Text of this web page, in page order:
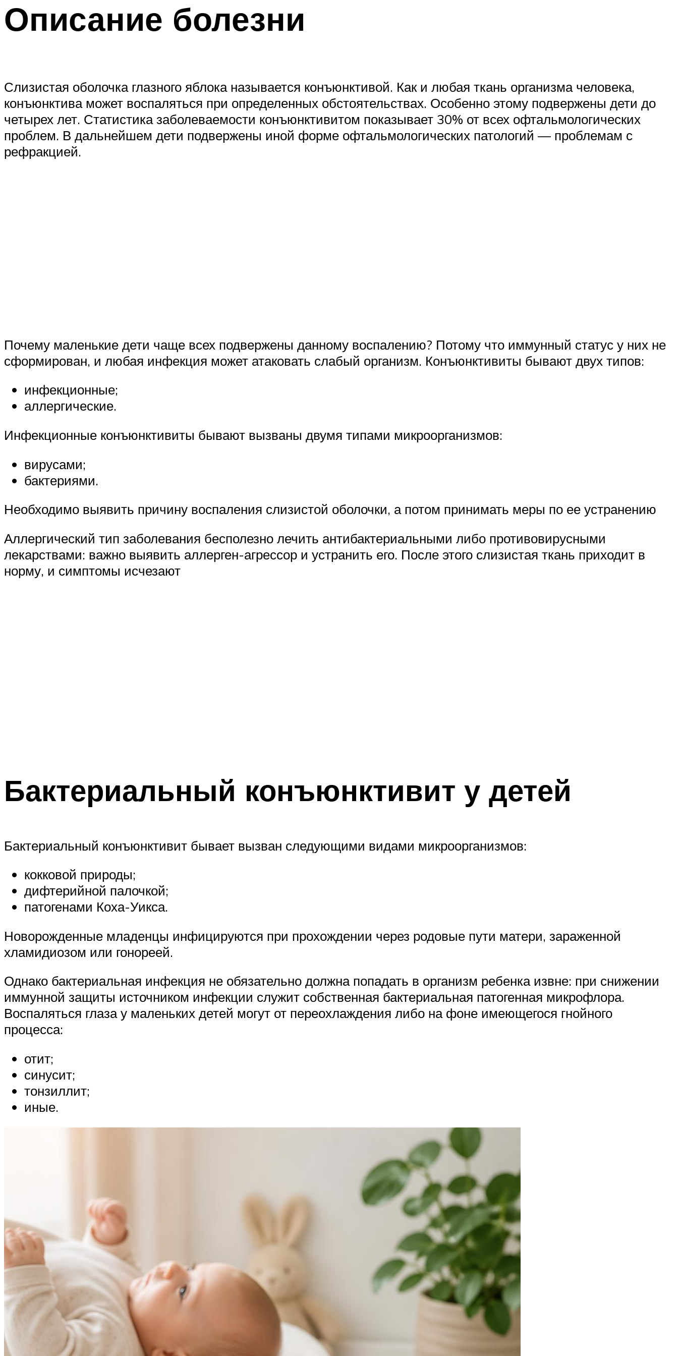
Описание болезни
Слизистая оболочка глазного яблока называется конъюнктивой. Как и любая ткань организма человека,
конъюнктива может воспаляться при определенных обстоятельствах. Особенно этому подвержены дети до
четырех лет. Статистика заболеваемости конъюнктивитом показывает 30% от всех офтальмологических
проблем. В дальнейшем дети подвержены иной форме офтальмологических патологий — проблемам с
рефракцией.
Почему маленькие дети чаще всех подвержены данному воспалению? Потому что иммунный статус у них не
сформирован, и любая инфекция может атаковать слабый организм. Конъюнктивиты бывают двух типов:
инфекционные;
аллергические.
Инфекционные конъюнктивиты бывают вызваны двумя типами микроорганизмов:
вирусами;
бактериями.
Необходимо выявить причину воспаления слизистой оболочки, а потом принимать меры по ее устранению
Аллергический тип заболевания бесполезно лечить антибактериальными либо противовирусными
лекарствами: важно выявить аллерген-агрессор и устранить его. После этого слизистая ткань приходит в
норму, и симптомы исчезают
Бактериальный конъюнктивит у детей
Бактериальный конъюнктивит бывает вызван следующими видами микроорганизмов:
кокковой природы;
дифтерийной палочкой;
патогенами Коха-Уикса.
Новорожденные младенцы инфицируются при прохождении через родовые пути матери, зараженной
хламидиозом или гонореей.
Однако бактериальная инфекция не обязательно должна попадать в организм ребенка извне: при снижении
иммунной защиты источником инфекции служит собственная бактериальная патогенная микрофлора.
Воспаляться глаза у маленьких детей могут от переохлаждения либо на фоне имеющегося гнойного
процесса:
отит;
синусит;
тонзиллит;
иные.